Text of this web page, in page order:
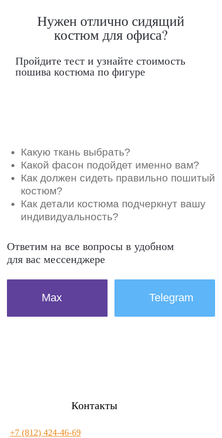
индивидуальность?
Ответим на все вопросы в удобном
Max Telegram
Контакты
+7 (812) 424-46-69